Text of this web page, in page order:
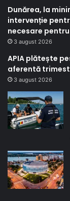
Dunărea, la
intervenție
necesare
3 august 2026
APIA plătește
aferentă
3 august 2026